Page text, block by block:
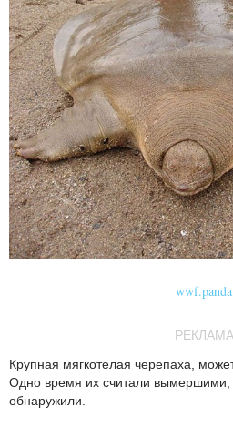
wwf.panda
РЕКЛАМА
Крупная мягкотелая черепаха,
Одно время их считали вымершими,
обнаружили.